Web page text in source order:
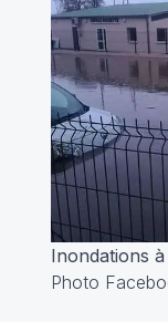
Inondations
Photo